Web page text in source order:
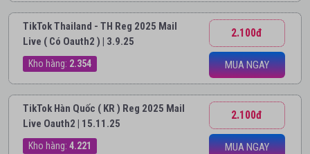
TikTok Thailand - TH Reg 2025 Mail
Live ( Có Oauth2 ) | 3.9.25
Kho hàng: 2.354
2.100đ
MUA NGAY
TikTok Hàn Quốc ( KR ) Reg 2025 Mail
Live Oauth2 | 15.11.25
Kho hàng: 4.221
2.100đ
MUA NGAY